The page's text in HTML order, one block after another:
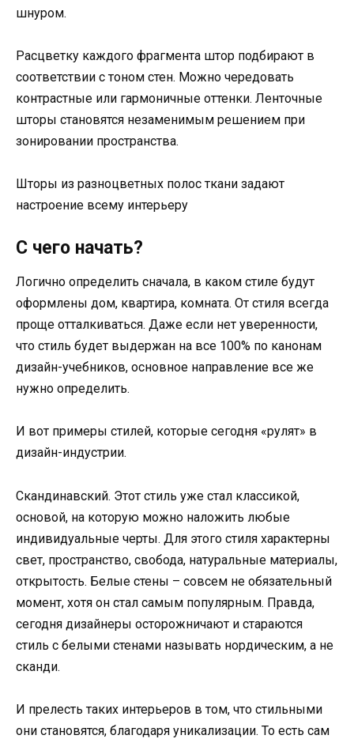
шнуром.
Расцветку каждого фрагмента штор подбирают в
соответствии с тоном стен. Можно чередовать
контрастные или гармоничные оттенки. Ленточные
шторы становятся незаменимым решением при
зонировании пространства.
Шторы из разноцветных полос ткани задают
настроение всему интерьеру
С чего начать?
Логично определить сначала, в каком стиле будут
оформлены дом, квартира, комната. От стиля всегда
проще отталкиваться. Даже если нет уверенности,
что стиль будет выдержан на все 100% по канонам
дизайн-учебников, основное направление все же
нужно определить.
И вот примеры стилей, которые сегодня «рулят» в
дизайн-индустрии.
Скандинавский. Этот стиль уже стал классикой,
основой, на которую можно наложить любые
индивидуальные черты. Для этого стиля характерны
свет, пространство, свобода, натуральные материалы,
открытость. Белые стены – совсем не обязательный
момент, хотя он стал самым популярным. Правда,
сегодня дизайнеры осторожничают и стараются
стиль с белыми стенами называть нордическим, а не
сканди.
И прелесть таких интерьеров в том, что стильными
они становятся, благодаря уникализации. То есть сам